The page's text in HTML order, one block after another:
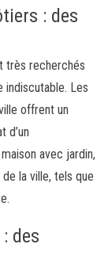
: des
très recherchés
indiscutable. Les
offrent un
d’un
avec jardin,
la ville, tels que
des